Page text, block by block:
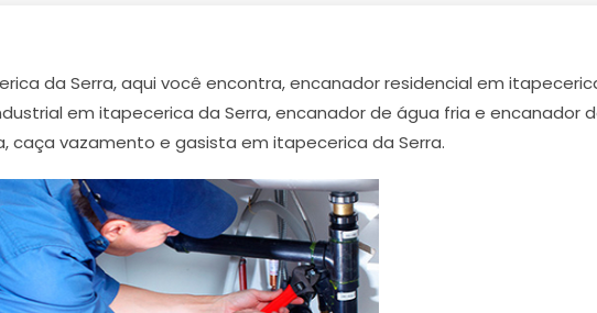
da Serra, aqui você encontra, encanador residencial em
em itapecerica da Serra, encanador de água fria e encanador
caça vazamento e gasista em itapecerica da Serra.